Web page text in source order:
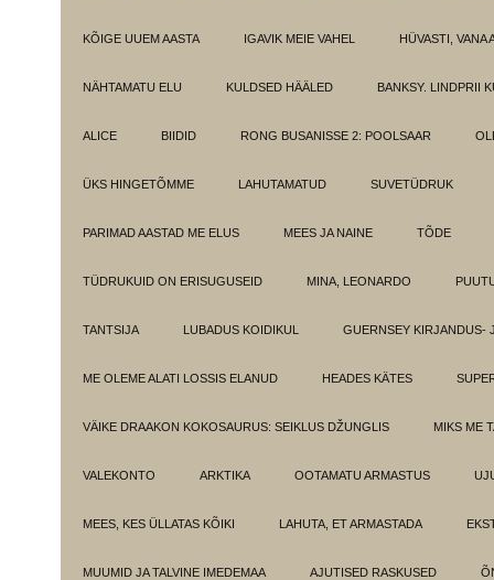
KÕIGE UUEM AASTA IGAVIK MEIE VAHEL HÜVASTI, VANA
NÄHTAMATU ELU KULDSED HÄÄLED BANKSY. LINDPRII
ALICE BIIDID RONG BUSANISSE 2: POOLSAAR
ÜKS HINGETÕMME LAHUTAMATUD SUVETÜDRUK
PARIMAD AASTAD ME ELUS MEES JA NAINE TÕDE
TÜDRUKUID ON ERISUGUSEID MINA, LEONARDO
TANTSIJA LUBADUS KOIDIKUL GUERNSEY KIRJANDUS-
ME OLEME ALATI LOSSIS ELANUD HEADES KÄTES
VÄIKE DRAAKON KOKOSAURUS: SEIKLUS DŽUNGLIS MIKS ME
VALEKONTO ARKTIKA OOTAMATU ARMASTUS
MEES, KES ÜLLATAS KÕIKI LAHUTA, ET ARMASTADA
MUUMID JA TALVINE IMEDEMAA AJUTISED RASKUSED